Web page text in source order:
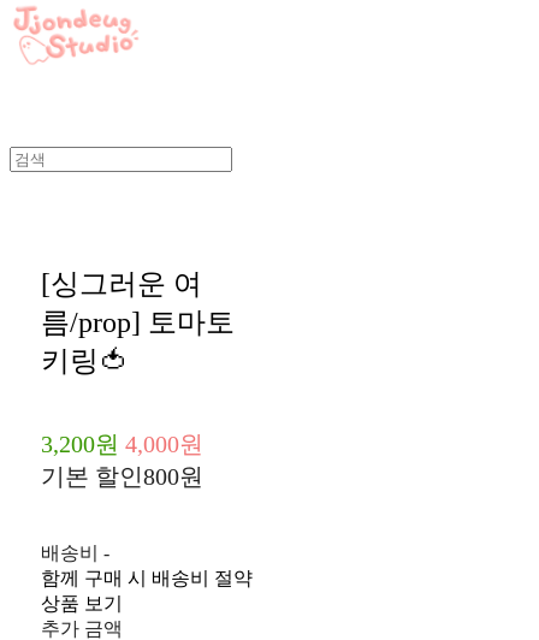
[싱그러운 여
름/prop] 토마토
키링🍅
3,200원 4,000원
기본 할인800원
배송비 -
함께 구매 시 배송비 절약
상품 보기
추가 금액